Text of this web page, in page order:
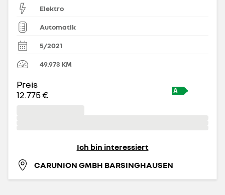
Elektro
Automatik
5/2021
49.973 KM
Preis
12.775 €
Ich bin interessiert
CARUNION GMBH BARSINGHAUSEN